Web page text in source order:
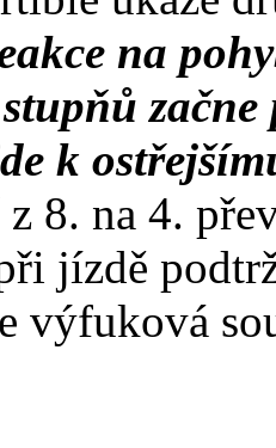
na
k
8. na 4.
jízdě
výfuková